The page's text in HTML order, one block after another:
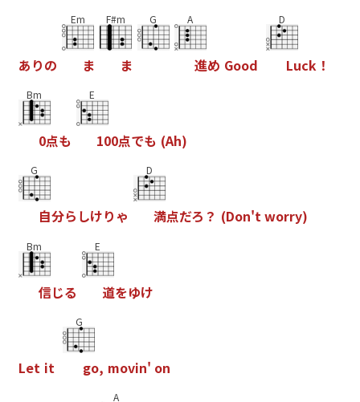
あ りの
Em
ま
F#m
ま
G A
進め Good
D
Luck ！
Bm
0点も
E
100点でも (Ah)
G
自分ら しけり ゃ
D
満点だろ ？ (Don'tworry)
Bm
信じる
E
道をゆけ
Let it
G
go, movin' on
A